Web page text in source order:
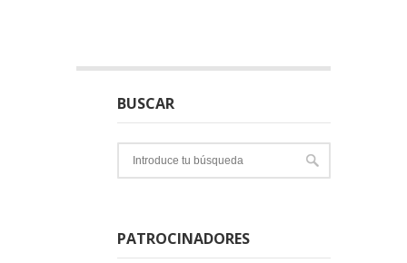
BUSCAR
PATROCINADORES